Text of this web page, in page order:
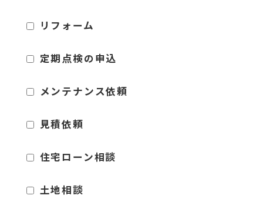
リフォーム
定期点検の申込
メンテナンス依頼
見積依頼
住宅ローン相談
土地相談